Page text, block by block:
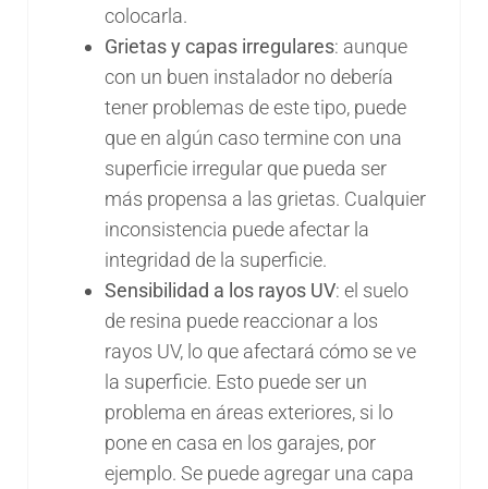
colocarla.
Grietas y capas irregulares: aunque
con un buen instalador no debería
tener problemas de este tipo, puede
que en algún caso termine con una
superficie irregular que pueda ser
más propensa a las grietas. Cualquier
inconsistencia puede afectar la
integridad de la superficie.
Sensibilidad a los rayos UV: el suelo
de resina puede reaccionar a los
rayos UV, lo que afectará cómo se ve
la superficie. Esto puede ser un
problema en áreas exteriores, si lo
pone en casa en los garajes, por
ejemplo. Se puede agregar una capa